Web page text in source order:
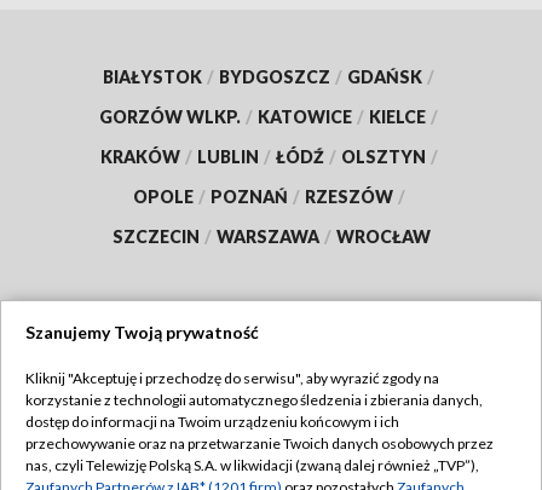
BIAŁYSTOK / BYDGOSZCZ / GDAŃSK /
GORZÓW WLKP. / KATOWICE / KIELCE /
KRAKÓW / LUBLIN / ŁÓDŹ / OLSZTYN /
OPOLE / POZNAŃ / RZESZÓW /
SZCZECIN / WARSZAWA / WROCŁAW
TVP
Abonament TVP
Emisja w TVP
Regulamin TVP
Szanujemy Twoją prywatność
Kliknij "Akceptuję i przechodzę do serwisu", aby wyrazić zgody na
korzystanie z technologii automatycznego śledzenia i zbierania danych,
dostęp do informacji na Twoim urządzeniu końcowym i ich
przechowywanie oraz na przetwarzanie Twoich danych osobowych przez
nas, czyli Telewizję Polską S.A. w likwidacji (zwaną dalej również „TVP”),